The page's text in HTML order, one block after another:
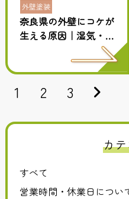
外壁塗装
奈良県の外壁にコケが
生える原因｜湿気・気
候が与える影響をプロ
1 2 3
カ
すべて
営業時間・休業日につい